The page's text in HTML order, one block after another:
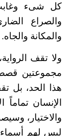
كل شىء
والصراع
والمكانة والجاه.
ولا تقف
مجموعتين
هذا الحد، بل
الإنسان تماماً
والاختيار،
ليس لهم